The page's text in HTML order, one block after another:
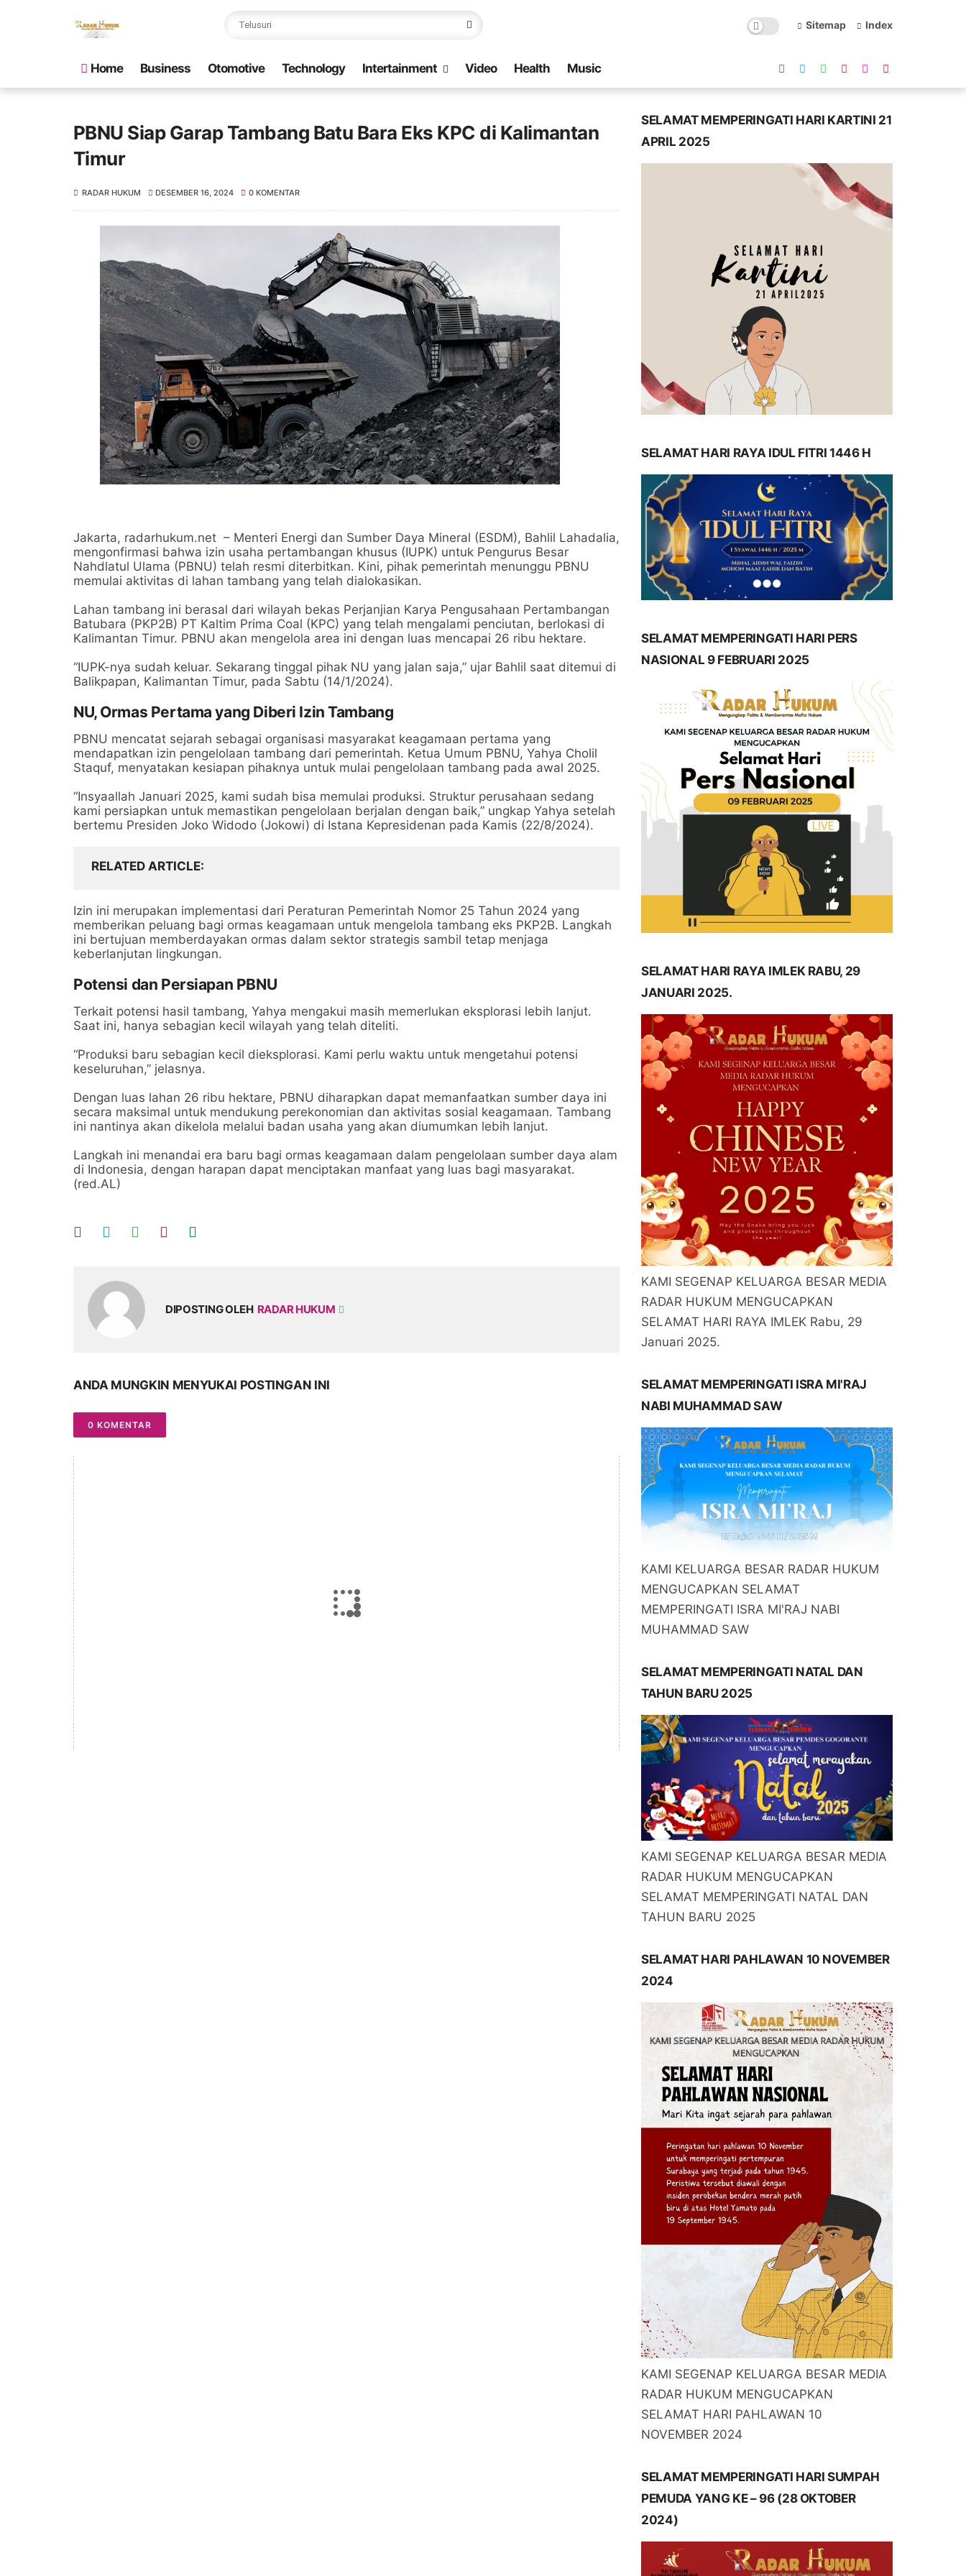
Sitemap Index
Home Business Otomotive Technology Intertainment Video Health Music
PBNU Siap Garap Tambang Batu Bara Eks KPC di Kalimantan
Timur
RADAR HUKUM DESEMBER 16, 2024 0 KOMENTAR
Jakarta, radarhukum.net – Menteri Energi dan Sumber Daya Mineral (ESDM), Bahlil Lahadalia,
mengonfirmasi bahwa izin usaha pertambangan khusus (IUPK) untuk Pengurus Besar
Nahdlatul Ulama (PBNU) telah resmi diterbitkan. Kini, pihak pemerintah menunggu PBNU
memulai aktivitas di lahan tambang yang telah dialokasikan.
Lahan tambang ini berasal dari wilayah bekas Perjanjian Karya Pengusahaan Pertambangan
Batubara (PKP2B) PT Kaltim Prima Coal (KPC) yang telah mengalami penciutan, berlokasi di
Kalimantan Timur. PBNU akan mengelola area ini dengan luas mencapai 26 ribu hektare.
“IUPK-nya sudah keluar. Sekarang tinggal pihak NU yang jalan saja,” ujar Bahlil saat ditemui di
Balikpapan, Kalimantan Timur, pada Sabtu (14/1/2024).
NU, Ormas Pertama yang Diberi Izin Tambang
PBNU mencatat sejarah sebagai organisasi masyarakat keagamaan pertama yang
mendapatkan izin pengelolaan tambang dari pemerintah. Ketua Umum PBNU, Yahya Cholil
Staquf, menyatakan kesiapan pihaknya untuk mulai pengelolaan tambang pada awal 2025.
“Insyaallah Januari 2025, kami sudah bisa memulai produksi. Struktur perusahaan sedang
kami persiapkan untuk memastikan pengelolaan berjalan dengan baik,” ungkap Yahya setelah
bertemu Presiden Joko Widodo (Jokowi) di Istana Kepresidenan pada Kamis (22/8/2024).
RELATED ARTICLE
Izin ini merupakan implementasi dari Peraturan Pemerintah Nomor 25 Tahun 2024 yang
memberikan peluang bagi ormas keagamaan untuk mengelola tambang eks PKP2B. Langkah
ini bertujuan memberdayakan ormas dalam sektor strategis sambil tetap menjaga
keberlanjutan lingkungan.
Potensi dan Persiapan PBNU
Terkait potensi hasil tambang, Yahya mengakui masih memerlukan eksplorasi lebih lanjut.
Saat ini, hanya sebagian kecil wilayah yang telah diteliti.
“Produksi baru sebagian kecil dieksplorasi. Kami perlu waktu untuk mengetahui potensi
keseluruhan,” jelasnya.
Dengan luas lahan 26 ribu hektare, PBNU diharapkan dapat memanfaatkan sumber daya ini
secara maksimal untuk mendukung perekonomian dan aktivitas sosial keagamaan. Tambang
ini nantinya akan dikelola melalui badan usaha yang akan diumumkan lebih lanjut.
Langkah ini menandai era baru bagi ormas keagamaan dalam pengelolaan sumber daya alam
di Indonesia, dengan harapan dapat menciptakan manfaat yang luas bagi masyarakat.
(red.AL)
DIPOSTING OLEH RADAR HUKUM
ANDA MUNGKIN MENYUKAI POSTINGAN INI
0 KOMENTAR
SELAMAT MEMPERINGATI HARI KARTINI 21
APRIL 2025
SELAMAT HARI RAYA IDUL FITRI 1446 H
SELAMAT MEMPERINGATI HARI PERS
NASIONAL 9 FEBRUARI 2025
SELAMAT HARI RAYA IMLEK RABU, 29
JANUARI 2025.
KAMI SEGENAP KELUARGA BESAR MEDIA
RADAR HUKUM MENGUCAPKAN
SELAMAT HARI RAYA IMLEK Rabu, 29
Januari 2025.
SELAMAT MEMPERINGATI ISRA MI'RAJ
NABI MUHAMMAD SAW
KAMI KELUARGA BESAR RADAR HUKUM
MENGUCAPKAN SELAMAT
MEMPERINGATI ISRA MI'RAJ NABI
MUHAMMAD SAW
SELAMAT MEMPERINGATI NATAL DAN
TAHUN BARU 2025
KAMI SEGENAP KELUARGA BESAR MEDIA
RADAR HUKUM MENGUCAPKAN
SELAMAT MEMPERINGATI NATAL DAN
TAHUN BARU 2025
SELAMAT HARI PAHLAWAN 10 NOVEMBER
2024
KAMI SEGENAP KELUARGA BESAR MEDIA
RADAR HUKUM MENGUCAPKAN
SELAMAT HARI PAHLAWAN 10
NOVEMBER 2024
SELAMAT MEMPERINGATI HARI SUMPAH
PEMUDA YANG KE – 96 (28 OKTOBER
2024)